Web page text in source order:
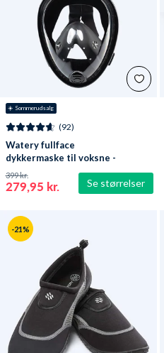
☀️ Sommerudsalg
Se størrelser
(92)
Watery fullface
dykkermaske til voksne -
Oxygen - Sort
279,95 kr.
399 kr.
-21%